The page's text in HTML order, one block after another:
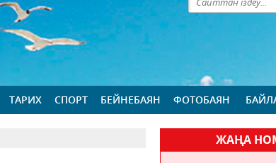
ТАРИХ СПОРТ БЕЙНЕБАЯН ФОТОБАЯН
ЖАҢА